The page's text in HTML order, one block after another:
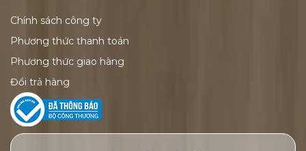
Chính sách công ty
Phương thức thanh toán
Phương thức giao hàng
Đổi trả hàng